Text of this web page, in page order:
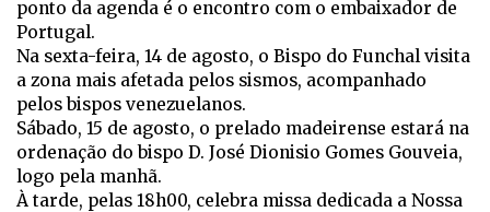
ponto da agenda é o encontro com o embaixador de
Portugal.
Na sexta-feira, 14 de agosto, o Bispo do Funchal visita
a zona mais afetada pelos sismos, acompanhado
pelos bispos venezuelanos.
Sábado, 15 de agosto, o prelado madeirense estará na
ordenação do bispo D. José Dionisio Gomes Gouveia,
logo pela manhã.
À tarde, pelas 18h00, celebra missa dedicada a Nossa